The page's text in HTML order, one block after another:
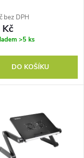
bez DPH
>5 ks
DO KOŠÍKU